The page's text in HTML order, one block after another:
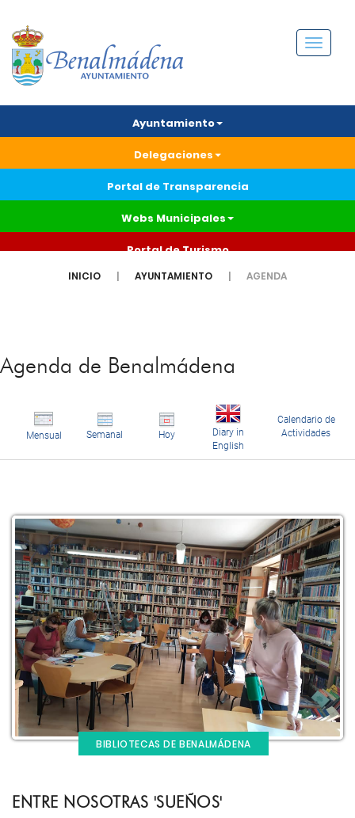
Menú
Ayuntamiento
Delegaciones
Portal de Transparencia
Webs Municipales
Portal de Turismo
INICIO AYUNTAMIENTO AGENDA
Agenda de Benalmádena
Mensual Semanal Hoy
Diary in
English
Calendario de
Actividades
BIBLIOTECAS DE BENALMÁDENA
ENTRE NOSOTRAS 'SUEÑOS'